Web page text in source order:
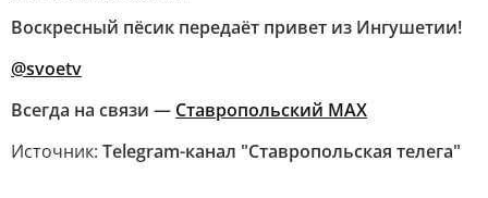
Воскресный пёсик передаёт привет из Ингушетии!
@svoetv
Всегда на связи — Ставропольский МАХ
Источник: Telegram-канал "Ставропольская телега"